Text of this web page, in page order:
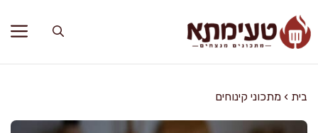
לתוכן
בית › מתכוני קינוחים